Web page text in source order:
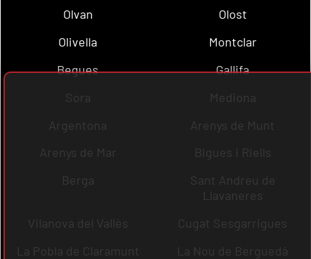
Olvan
Olost
Olivella
Montclar
Begues
Gallifa
Sora
Mediona
Argentona
Arenys de Munt
Arenys de Mar
Bigues i Riells
Berga
Sant Andreu de
Llavaneres
Vilanova del Vallès
Cugat Sesgarrigues
La Pobla de Claramunt
La Nou de Berguedà